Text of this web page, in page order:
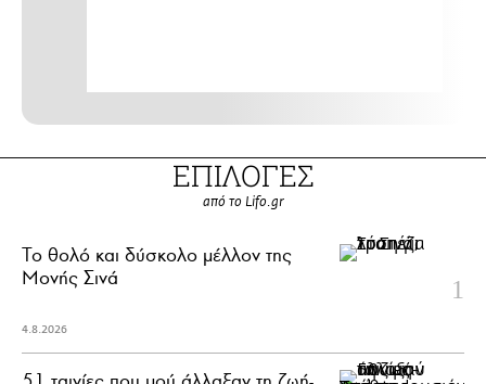
ΕΠΙΛΟΓΕΣ
από το Lifo.gr
Το θολό και δύσκολο μέλλον της
Μονής Σινά
4.8.2026